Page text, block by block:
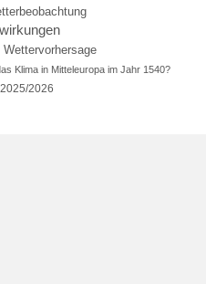
Wettervorhersage
Klima in Mitteleuropa im Jahr 1540?
2026